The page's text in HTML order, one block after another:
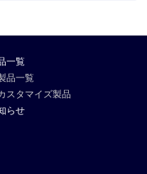
一覧
品一覧
スタマイズ製品
らせ